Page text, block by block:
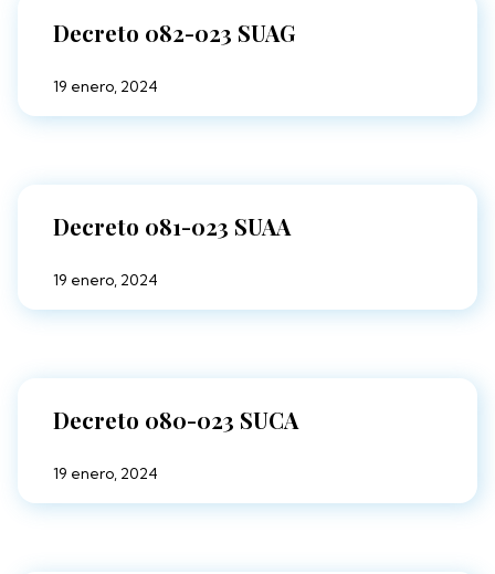
Decreto 082-023 SUAG
19 enero, 2024
Decreto 081-023 SUAA
19 enero, 2024
Decreto 080-023 SUCA
19 enero, 2024